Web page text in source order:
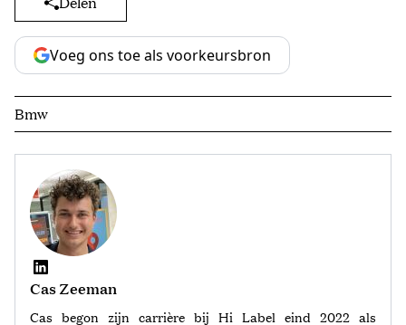
Voeg ons toe als voorkeursbron
Bmw
Cas Zeeman
Cas begon zijn carrière bij Hi Label eind 2022 als